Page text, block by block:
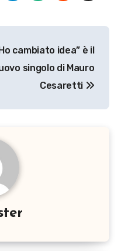
cambiato idea” è il
singolo di Mauro
Cesaretti